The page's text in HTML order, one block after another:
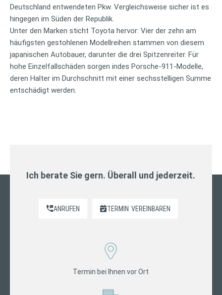
Deutschland entwendeten Pkw. Vergleichsweise sicher ist es
hingegen im Süden der Republik.
Unter den Marken sticht Toyota hervor: Vier der zehn am
häufigsten gestohlenen Modellreihen stammen von diesem
japanischen Autobauer, darunter die drei Spitzenreiter. Für
hohe Einzelfallschäden sorgen indes Porsche-911-Modelle,
deren Halter im Durchschnitt mit einer sechsstelligen Summe
entschädigt werden.
Ich berate Sie gern. Überall und jederzeit.
ANRUFEN TERMIN VEREINBAREN
Termin bei Ihnen vor Ort